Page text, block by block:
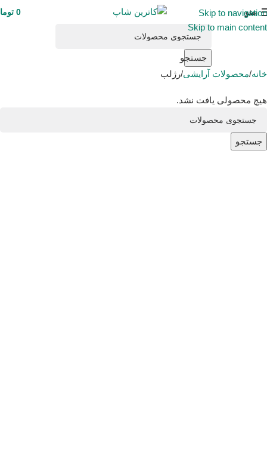
Skip to navigation
Skip to main content
منو 0
جستجو
خانه محصولات آرایشی رژلب
هیچ محصولی یافت نشد.
جستجو